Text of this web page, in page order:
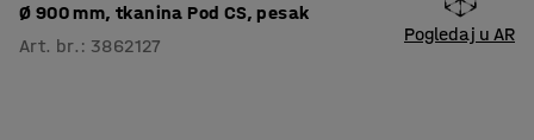
Ø 900 mm, tkanina Pod CS, pesak
Art. br. : 3862127
Pogledaj u AR